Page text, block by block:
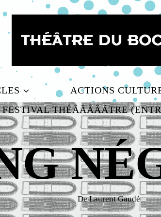
ACTIONS
FESTIVAL THÉÂÂÂÂÂTRE
De Laurent Gaudé